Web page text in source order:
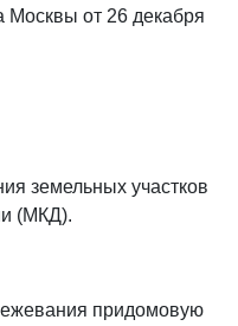
Москвы от 26 декабря
земельных участков
(МКД).
придомовую